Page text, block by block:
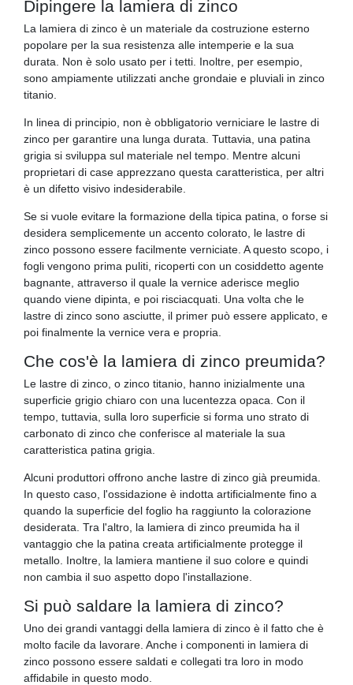
Dipingere la lamiera di zinco
La lamiera di zinco è un materiale da costruzione esterno
popolare per la sua resistenza alle intemperie e la sua
durata. Non è solo usato per i tetti. Inoltre, per esempio,
sono ampiamente utilizzati anche grondaie e pluviali in zinco
titanio.
In linea di principio, non è obbligatorio verniciare le lastre di
zinco per garantire una lunga durata. Tuttavia, una patina
grigia si sviluppa sul materiale nel tempo. Mentre alcuni
proprietari di case apprezzano questa caratteristica, per altri
è un difetto visivo indesiderabile.
Se si vuole evitare la formazione della tipica patina, o forse si
desidera semplicemente un accento colorato, le lastre di
zinco possono essere facilmente verniciate. A questo scopo, i
fogli vengono prima puliti, ricoperti con un cosiddetto agente
bagnante, attraverso il quale la vernice aderisce meglio
quando viene dipinta, e poi risciacquati. Una volta che le
lastre di zinco sono asciutte, il primer può essere applicato, e
poi finalmente la vernice vera e propria.
Che cos'è la lamiera di zinco preumida?
Le lastre di zinco, o zinco titanio, hanno inizialmente una
superficie grigio chiaro con una lucentezza opaca. Con il
tempo, tuttavia, sulla loro superficie si forma uno strato di
carbonato di zinco che conferisce al materiale la sua
caratteristica patina grigia.
Alcuni produttori offrono anche lastre di zinco già preumida.
In questo caso, l'ossidazione è indotta artificialmente fino a
quando la superficie del foglio ha raggiunto la colorazione
desiderata. Tra l'altro, la lamiera di zinco preumida ha il
vantaggio che la patina creata artificialmente protegge il
metallo. Inoltre, la lamiera mantiene il suo colore e quindi
non cambia il suo aspetto dopo l'installazione.
Si può saldare la lamiera di zinco?
Uno dei grandi vantaggi della lamiera di zinco è il fatto che è
molto facile da lavorare. Anche i componenti in lamiera di
zinco possono essere saldati e collegati tra loro in modo
affidabile in questo modo.